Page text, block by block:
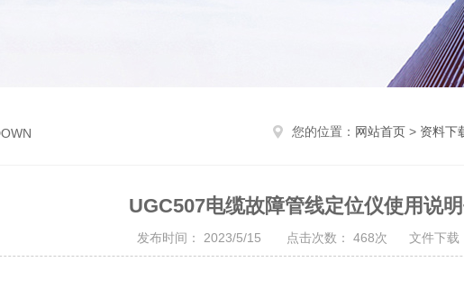
您的位置： 网站首页 > 资料下
UGC507电缆故障管线定位仪使用说
发布时间： 2023/5/15 点击次数： 468次 文件下载